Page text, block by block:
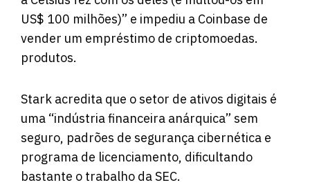
US$ 100 milhões)” e impediu a Coinbase de
vender um empréstimo de criptomoedas.
produtos.
Stark acredita que o setor de ativos digitais é
uma “indústria financeira anárquica” sem
seguro, padrões de segurança cibernética e
programa de licenciamento, dificultando
bastante o trabalho da SEC.